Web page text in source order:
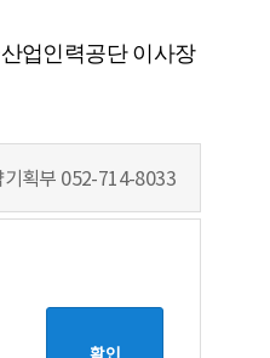
업인력공단 이사장
기획부 052-714-8033